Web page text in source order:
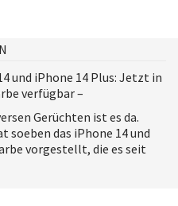
und iPhone 14 Plus: Jetzt in
verfügbar –
Gerüchten ist es da.
soeben das iPhone 14 und
vorgestellt, die es seit